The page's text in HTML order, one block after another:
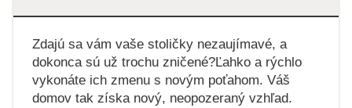
Zdajú sa vám vaše stoličky nezaujímavé, a
dokonca sú už trochu zničené?Ľahko a rýchlo
vykonáte ich zmenu s novým poťahom. Váš
domov tak získa nový, neopozeraný vzhľad.